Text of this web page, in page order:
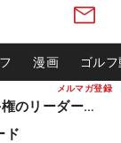
メルマガ登録
漫画 ゴル
松山英樹ら出場 ウィンダム選手権のリーダーボード
ド